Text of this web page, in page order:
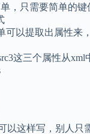
，只需要简单的
可以提取出属性来
这三个属性从
以这样写，别人只